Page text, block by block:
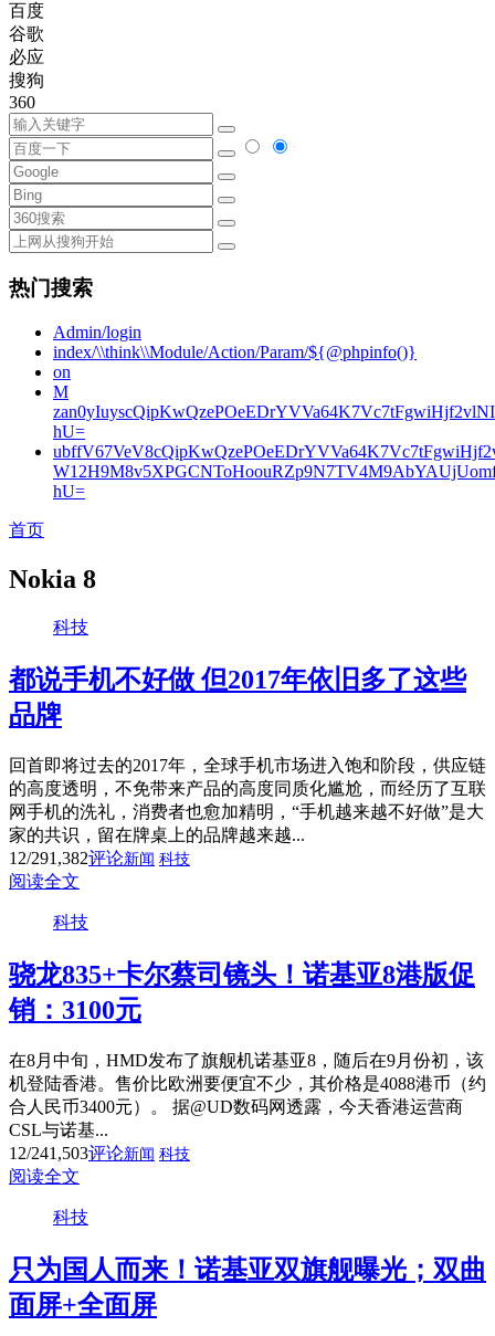
百度
谷歌
必应
搜狗
360
热门搜索
Admin/login
index/\\think\\Module/Action/Param/${@phpinfo()}
on
M
hU=
hU=
首页
Nokia 8
科技
都说手机不好做 但2017年依旧多了这些
品牌
回首即将过去的2017年，全球手机市场进入饱和阶段，供应链
的高度透明，不免带来产品的高度同质化尴尬，而经历了互联
网手机的洗礼，消费者也愈加精明，“手机越来越不好做”是大
家的共识，留在牌桌上的品牌越来越...
12/291,382评论新闻 科技
阅读全文
科技
骁龙835+卡尔蔡司镜头！诺基亚8港版促
销：3100元
在8月中旬，HMD发布了旗舰机诺基亚8，随后在9月份初，该
机登陆香港。售价比欧洲要便宜不少，其价格是4088港币（约
合人民币3400元）。 据@UD数码网透露，今天香港运营商
CSL与诺基...
12/241,503评论新闻 科技
阅读全文
科技
只为国人而来！诺基亚双旗舰曝光；双曲
面屏+全面屏